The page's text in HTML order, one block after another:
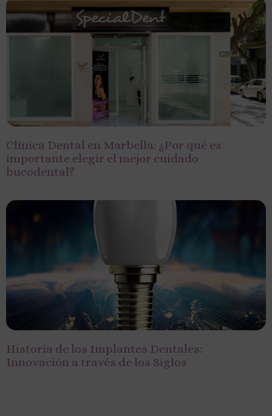
Clínica Dental en Marbella: ¿Por qué es
importante elegir el mejor cuidado
bucodental?
Historia de los Implantes Dentales:
Innovación a través de los Siglos